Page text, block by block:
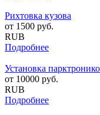
Рихтовка кузова
от 1500 руб.
RUB
Подробнее
Установка
от 10000 руб.
RUB
Подробнее